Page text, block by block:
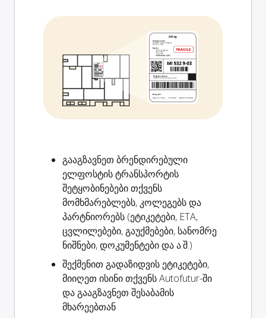
გააგზავნეთ ბრენდირებული
ელფოსტისტრანსპორტის
შეტყობინებებითქვენს
მომხმარებლებს, კოლეგებს და
პარტნიორებს (ეტიკეტები, ETA,
ცვლილებები, გაუქმებები, სანომრე
ნიშნები, დოკუმენტები და ა.შ.)
შექმენით გადაზიდვის ეტიკეტები,
მიიღეთ ისინი თქვენს Autofutur-ში
და გააგზავნეთ შესაბამის
მხარეებთან